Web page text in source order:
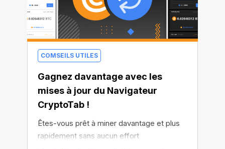
COMSEILS UTILES
Gagnez davantage avec les
mises à jour du Navigateur
CryptoTab !
Êtes-vous prêt à miner davantage et plus
rapidement sans aucun effort